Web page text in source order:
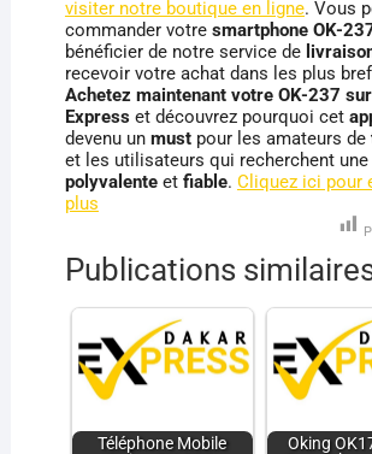
visiter notre boutique en ligne. Vous
commander votre smartphone OK-
bénéficier de notre service de
recevoir votre achat dans les plus
Achetez maintenant votre OK-237
Expresset découvrez pourquoi cet
devenu un mustpour les amateurs de
et les utilisateurs qui recherchent une
polyvalenteet fiable. Cliquez ici pour
plus
Publications
Téléphone Mobile
Oking